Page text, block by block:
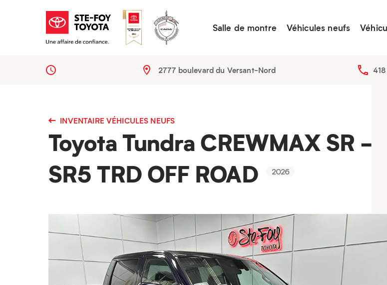
Salle de montre Véhicules neufs
2777 boulevard du Versant-Nord
INVENTAIRE VÉHICULES NEUFS
Toyota Tundra CREWMAX SR -
SR5 TRD OFF ROAD
2026